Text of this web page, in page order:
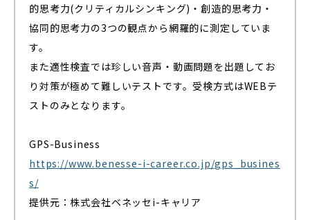
的思考力(クリティカルシンキング)・創造的思考力・
協同的思考力の3つの観点から網羅的に測定していま
す。
また適性検査では珍しい音声・動画問題を出題してお
り対策が極めて難しいテストです。受検方式はWEBテ
ストのみとなります。
GPS-Business
https://www.benesse-i-career.co.jp/gps_busines
s/
提供元：株式会社ベネッセi-キャリア